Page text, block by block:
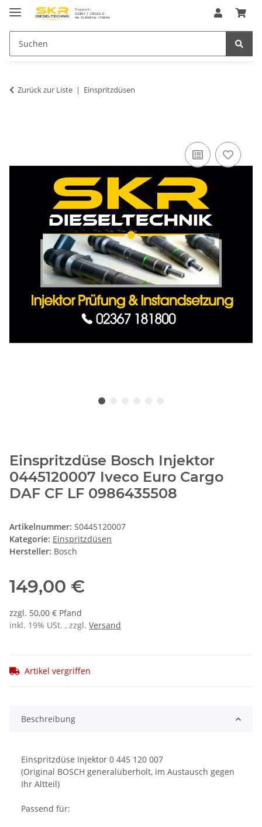
Zurück zur Liste Einspritzdüsen
Einspritzdüse Bosch Injektor
0445120007 Iveco Euro Cargo
DAF CF LF 0986435508
Artikelnummer: S0445120007
Kategorie: Einspritzdüsen
Hersteller: Bosch
149,00 €
zzgl. 50,00 € Pfand
inkl. 19% USt. , zzgl. Versand
Artikel vergriffen
Beschreibung
Einspritzdüse Injektor 0 445 120 007
(Original BOSCH generalüberholt, im Austausch gegen
Ihr Altteil)
Passend für: